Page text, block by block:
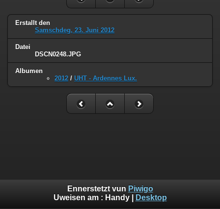
Erstallt den
Samschdeg, 23. Juni 2012
Datei
DSCN0248.JPG
Albumen
2012 / UHT - Ardennes Lux.
Ennerstetzt vun Piwigo
Uweisen am : Handy| Desktop